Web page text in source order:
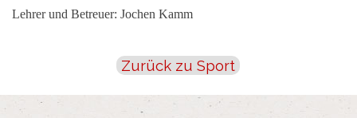
Lehrer und Betreuer: Jochen Kamm
Zurück zu Sport